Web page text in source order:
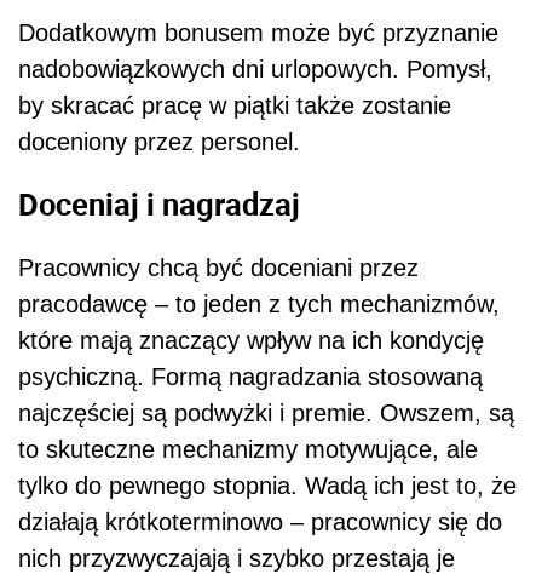
Dodatkowym bonusem może być przyznanie
nadobowiązkowych dni urlopowych. Pomysł,
by skracać pracę w piątki także zostanie
doceniony przez personel.
Doceniaj i nagradzaj
Pracownicy chcą być doceniani przez
pracodawcę – to jeden z tych mechanizmów,
które mają znaczący wpływ na ich kondycję
psychiczną. Formą nagradzania stosowaną
najczęściej są podwyżki i premie. Owszem, są
to skuteczne mechanizmy motywujące, ale
tylko do pewnego stopnia. Wadą ich jest to, że
działają krótkoterminowo – pracownicy się do
nich przyzwyczajają i szybko przestają je